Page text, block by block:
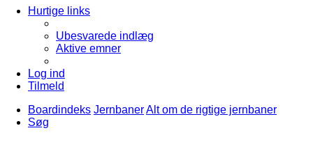
Hurtige links
Ubesvarede indlæg
Aktive emner
Log ind
Tilmeld
Boardindeks JernbanerAlt om de rigtige jernbaner
Søg